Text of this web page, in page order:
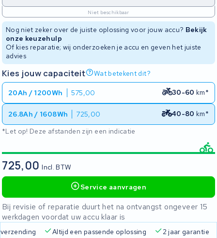
Niet beschikbaar
Nog niet zeker over de juiste oplossing voor jouw accu? Bekijk
onze keuzehulp
Of kies reparatie; wij onderzoeken je accu en geven het juiste
advies
Kies jouw capaciteit Wat betekent dit?
20Ah / 1200Wh 575,00 30-60 km*
26.8Ah / 1608Wh 725,00 40-80 km*
*Let op! Deze afstanden zijn een indicatie
725,00Incl. BTW
Service aanvragen
Bij revisie of reparatie duurt het na ontvangst ongeveer 15
werkdagen voordat uw accu klaar is
Gratis verzending Altijd een passende oplossing 2